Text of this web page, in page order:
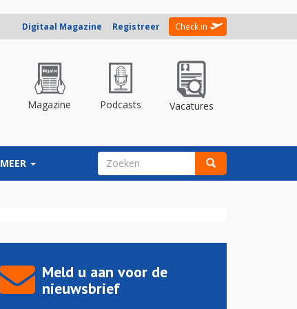
Digitaal Magazine Registreer Check in
Magazine Podcasts Vacatures
MEER ZOEKVELD
Meld u aan voor de
nieuwsbrief